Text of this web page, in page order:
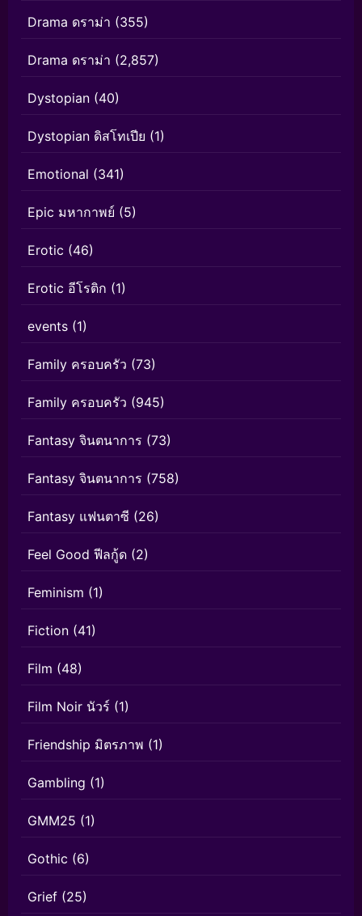
Drama ดราม่า (355)
Drama ดราม่า (2,857)
Dystopian (40)
Dystopian ดิสโทเปีย (1)
Emotional (341)
Epic มหากาพย์ (5)
Erotic (46)
Erotic อีโรติก (1)
events (1)
Family ครอบครัว (73)
Family ครอบครัว (945)
Fantasy จินตนาการ (73)
Fantasy จินตนาการ (758)
Fantasy แฟนตาซี (26)
Feel Good ฟีลกู้ด (2)
Feminism (1)
Fiction (41)
Film (48)
Film Noir นัวร์ (1)
Friendship มิตรภาพ (1)
Gambling (1)
GMM25 (1)
Gothic (6)
Grief (25)